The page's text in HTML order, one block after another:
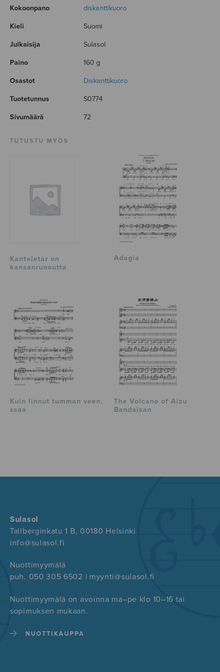
Kokoonpano diskanttikuoro
Kieli Suomi
Julkaisija Sulasol
Paino 160 g
Osastot Diskanttikuoro
Tuotetunnus S0774
Sivumäärä 72
TUTUSTU MYÖS
Kanteletar on
kansanrunoutta
Adagia
Kuin linnut tumman veen,
ssaa
The Volcano of Aizu
Bandaisan
Sulasol
Tallberginkatu 1 B, 00180 Helsinki
info@sulasol.fi
Nuottimyymälä
puh. 050 305 6502 | myynti@sulasol.fi
Nuottimyymälä on avoinna ma–pe klo 10–16 tai
sopimuksen mukaan.
NUOTTIKAUPPA